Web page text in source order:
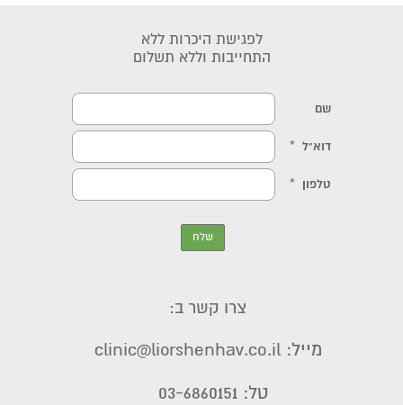
לפגישת היכרות ללא
התחייבות וללא תשלום
צרו קשר ב:
מייל: clinic@liorshenhav.co.il
טל: 03-6860151